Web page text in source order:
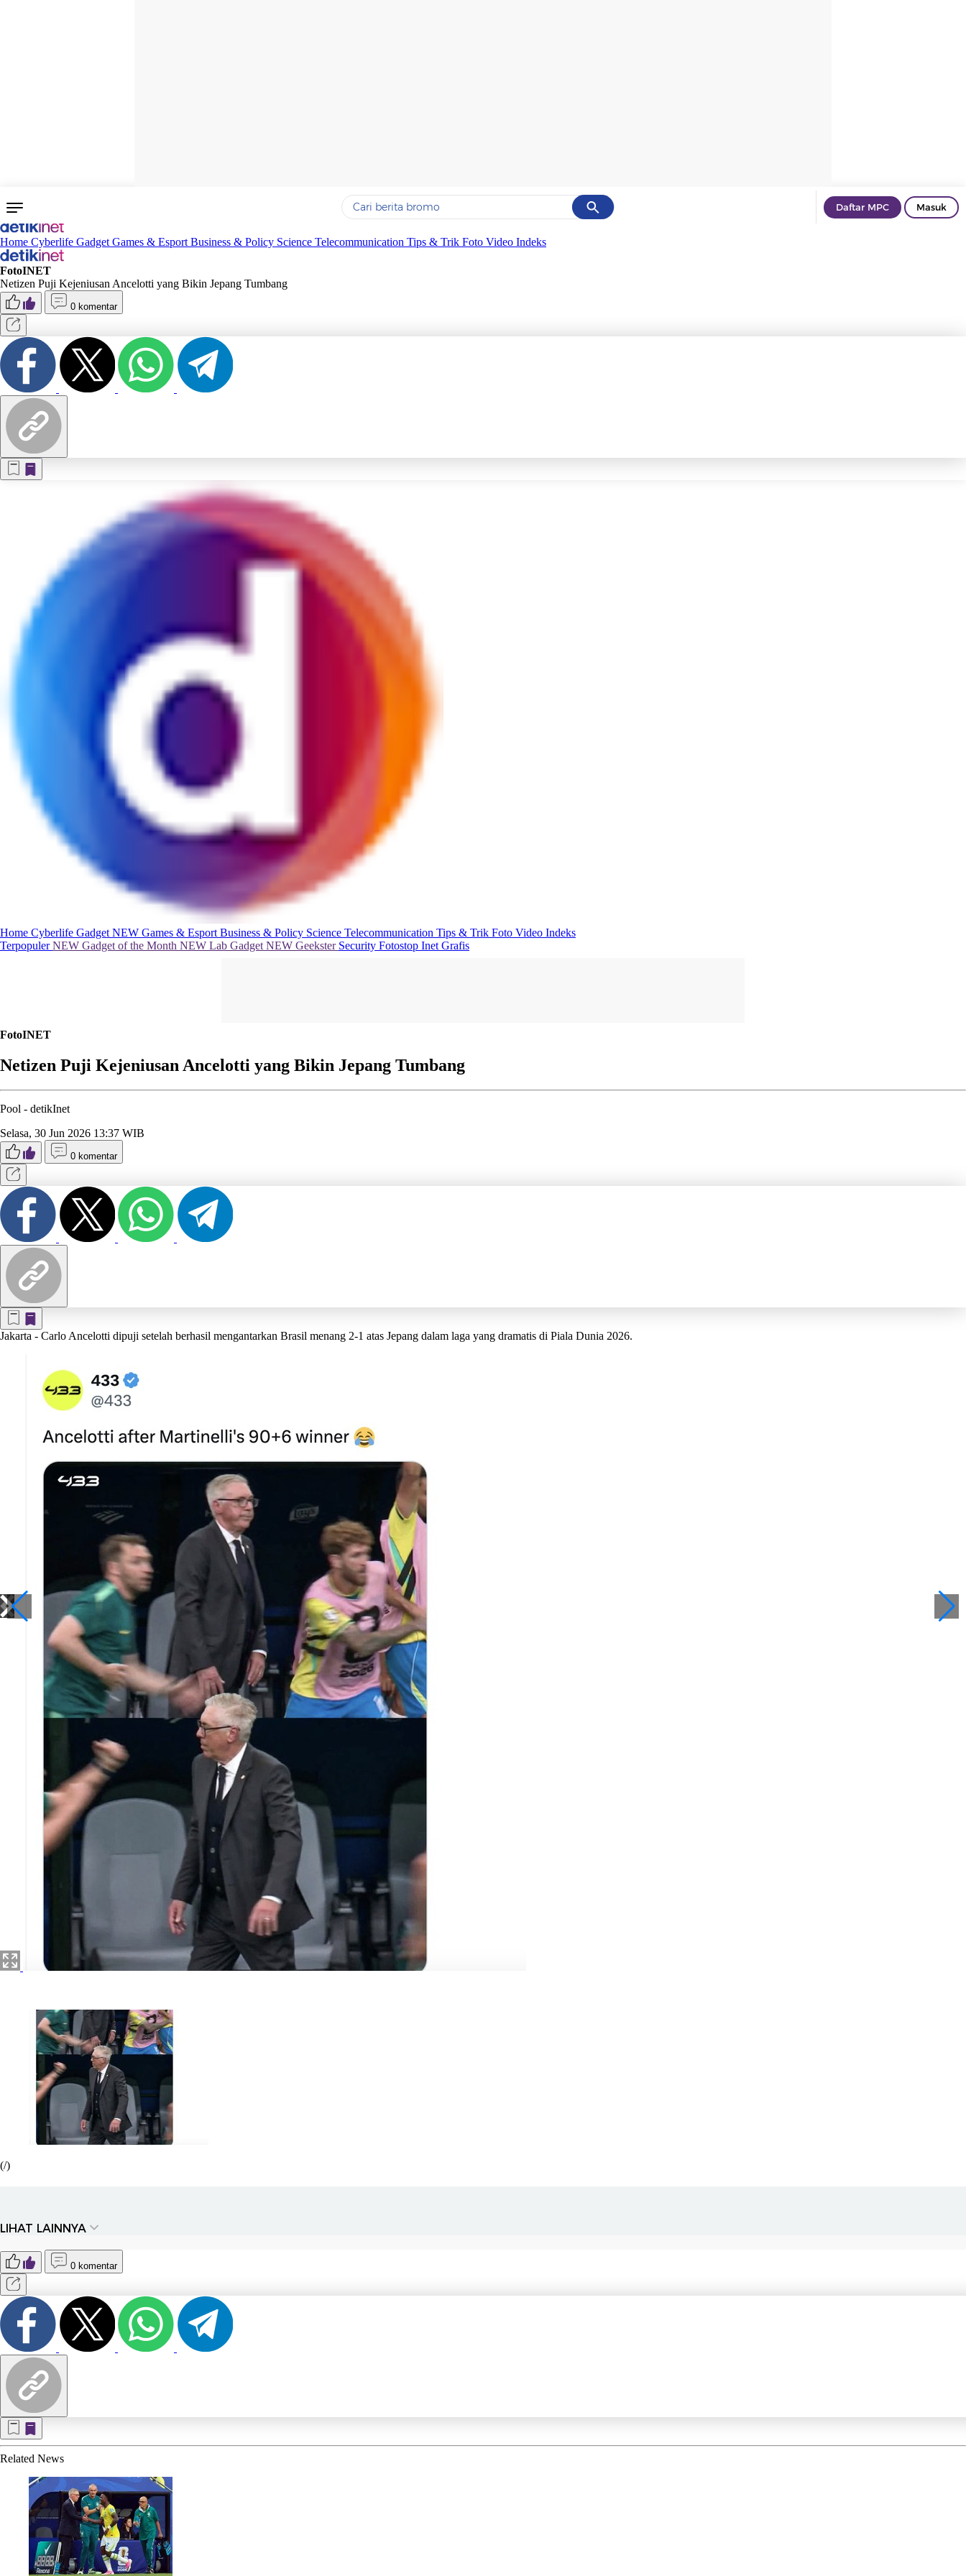
Cancel
Yang sedang ramai dicari
Daftar MPC Masuk
Home Cyberlife Gadget Games & Esport Business & Policy Science Telecommunication Tips & Trik Foto Video Indeks
FotoINET
Netizen Puji Kejeniusan Ancelotti yang Bikin Jepang Tumbang
0 komentar
Home Cyberlife Gadget NEW Games & Esport Business & Policy Science Telecommunication Tips & Trik Foto Video Indeks
TerpopulerNEW Gadget of the Month NEW Lab Gadget NEW Geekster Security Fotostop Inet Grafis
FotoINET
Netizen Puji Kejeniusan Ancelotti yang Bikin Jepang Tumbang
Pool - detikInet
Selasa, 30 Jun 2026 13:37 WIB
0 komentar
Jakarta - Carlo Ancelotti dipuji setelah berhasil mengantarkan Brasil menang 2-1 atas Jepang dalam laga yang dramatis di Piala Dunia 2026.
(/)
LIHAT LAINNYA
0 komentar
Related News